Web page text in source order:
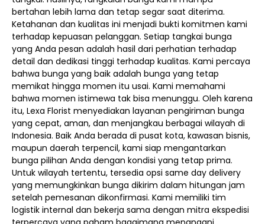
bertahan lebih lama dan tetap segar saat diterima.
Ketahanan dan kualitas ini menjadi bukti komitmen kami
terhadap kepuasan pelanggan. Setiap tangkai bunga
yang Anda pesan adalah hasil dari perhatian terhadap
detail dan dedikasi tinggi terhadap kualitas. Kami percaya
bahwa bunga yang baik adalah bunga yang tetap
memikat hingga momen itu usai. Kami memahami
bahwa momen istimewa tak bisa menunggu. Oleh karena
itu, Lexa Florist menyediakan layanan pengiriman bunga
yang cepat, aman, dan menjangkau berbagai wilayah di
Indonesia. Baik Anda berada di pusat kota, kawasan bisnis,
maupun daerah terpencil, kami siap mengantarkan
bunga pilihan Anda dengan kondisi yang tetap prima.
Untuk wilayah tertentu, tersedia opsi same day delivery
yang memungkinkan bunga dikirim dalam hitungan jam
setelah pemesanan dikonfirmasi. Kami memiliki tim
logistik internal dan bekerja sama dengan mitra ekspedisi